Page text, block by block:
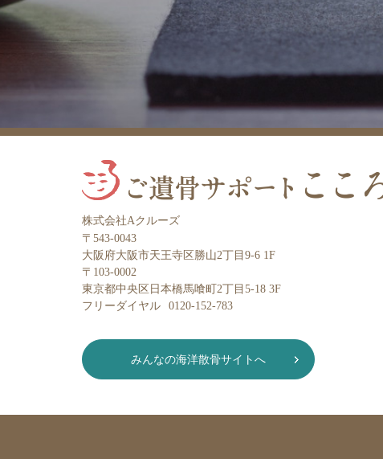
株式会社Aクルーズ
〒543-0043
大阪府大阪市天王寺区勝山2丁目9-6 1F
〒103-0002
東京都中央区日本橋馬喰町2丁目5-18 3F
フリーダイヤル
0120-152-783
みんなの海洋散骨サイトへ